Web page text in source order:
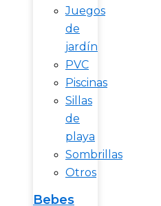
Juegos
de
jardín
PVC
Piscinas
Sillas
de
playa
Sombrillas
Otros
Bebes